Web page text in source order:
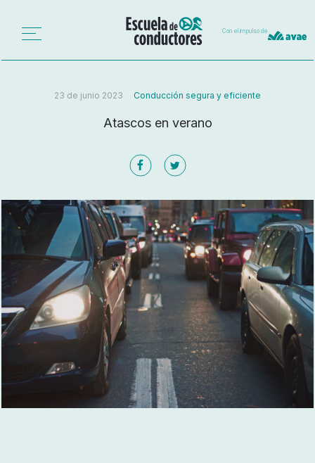
Con el impulso de
23 de junio 2023 Conducción segura y eficiente
Atascos en verano